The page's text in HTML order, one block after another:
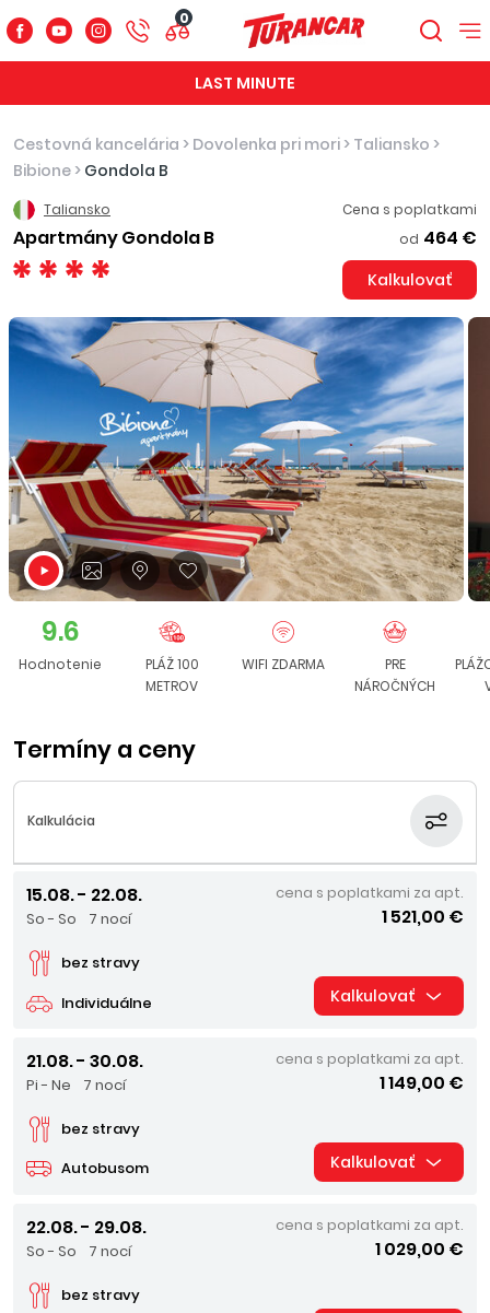
0
LAST MINUTE
Cestovná kancelária > Dovolenka pri mori > Taliansko >
Bibione > Gondola B
Taliansko
Apartmány Gondola B
Cena s poplatkami
od 464 €
Kalkulovať
9.6
Hodnotenie
PLÁŽ 100
METROV
WIFI ZDARMA
PRE
NÁROČNÝCH
Termíny a ceny
Kalkulácia
15.08. - 22.08.
So - So 7 nocí
Individuálne
bez stravy
cena s poplatkami za apt.
1 521,00 €
Kalkulovať
21.08. - 30.08.
Pi - Ne 7 nocí
Autobusom
bez stravy
cena s poplatkami za apt.
1 149,00 €
Kalkulovať
22.08. - 29.08.
So - So 7 nocí
bez stravy
cena s poplatkami za apt.
1 029,00 €